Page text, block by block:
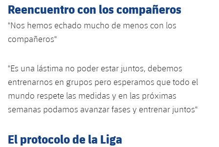
Reencuentro con los compañeros
"Nos hemos echado mucho de menos con los
compañeros"
"Es una lástima no poder estar juntos, debemos
entrenarnos en grupos pero esperamos que todo el
mundo respete las medidas y en las próximas
semanas podamos avanzar fases y entrenar juntos"
El protocolo de la Liga